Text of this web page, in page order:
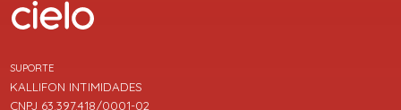
SUPORTE
KALLIFON INTIMIDADES
CNPJ 63.397.418/0001-02